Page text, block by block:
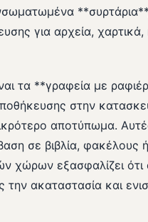
για αρχεία,
τα **γραφεία με
στην
αποτύπωμα.
σε βιβλία, φακέλους
χώρων εξασφαλίζει
ακαταστασία και